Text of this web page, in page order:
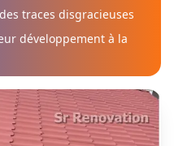
traces disgracieuses
développement à la